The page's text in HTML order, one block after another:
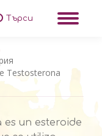
Търси
Testosterona
es un esteroide